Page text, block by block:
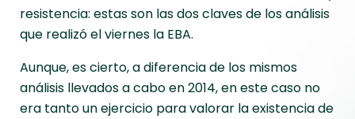
resistencia: estas son las dos claves de los análisis
que realizó el viernes la EBA.
Aunque, es cierto, a diferencia de los mismos
análisis llevados a cabo en 2014, en este caso no
era tanto un ejercicio para valorar la existencia de